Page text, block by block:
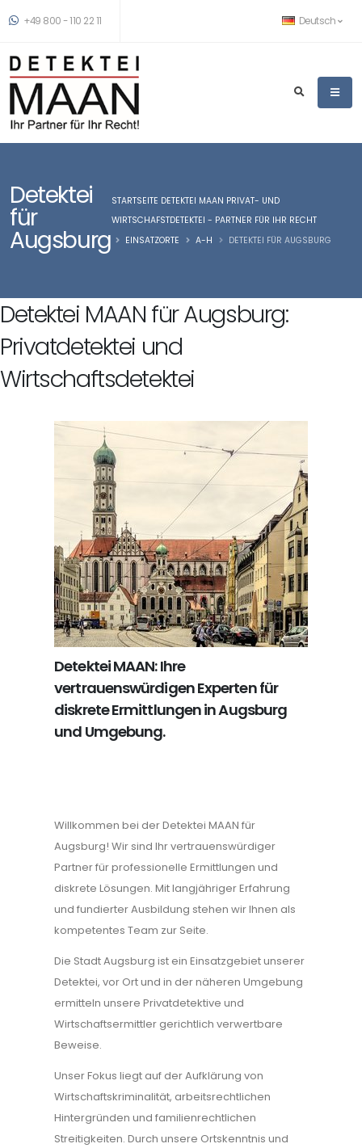
+49 800 - 110 22 11 Deutsch
Detektei
für
Augsburg
STARTSEITE DETEKTEI MAAN PRIVAT- UND
WIRTSCHAFSTDETEKTEI - PARTNER FÜR IHR RECHT
EINSATZORTE
A-H DETEKTEI FÜR AUGSBURG
Detektei MAAN für Augsburg:
Privatdetektei und
Wirtschaftsdetektei
Detektei MAAN: Ihre
vertrauenswürdigen Experten für
diskrete Ermittlungen in Augsburg
und Umgebung.
Willkommen bei der Detektei MAAN für
Augsburg! Wir sind Ihr vertrauenswürdiger
Partner für professionelle Ermittlungen und
diskrete Lösungen. Mit langjähriger Erfahrung
und fundierter Ausbildung stehen wir Ihnen als
kompetentes Team zur Seite.
Die Stadt Augsburg ist ein Einsatzgebiet unserer
Detektei, vor Ort und in der näheren Umgebung
ermitteln unsere Privatdetektive und
Wirtschaftsermittler gerichtlich verwertbare
Beweise.
Unser Fokus liegt auf der Aufklärung von
Wirtschaftskriminalität, arbeitsrechtlichen
Hintergründen und familienrechtlichen
Streitigkeiten. Durch unsere Ortskenntnis und